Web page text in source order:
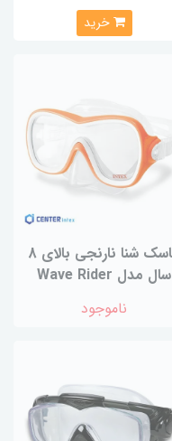
خرید
ماسک شنا نارنجی بالای 8
سال مدل Wave Rider
ناموجود